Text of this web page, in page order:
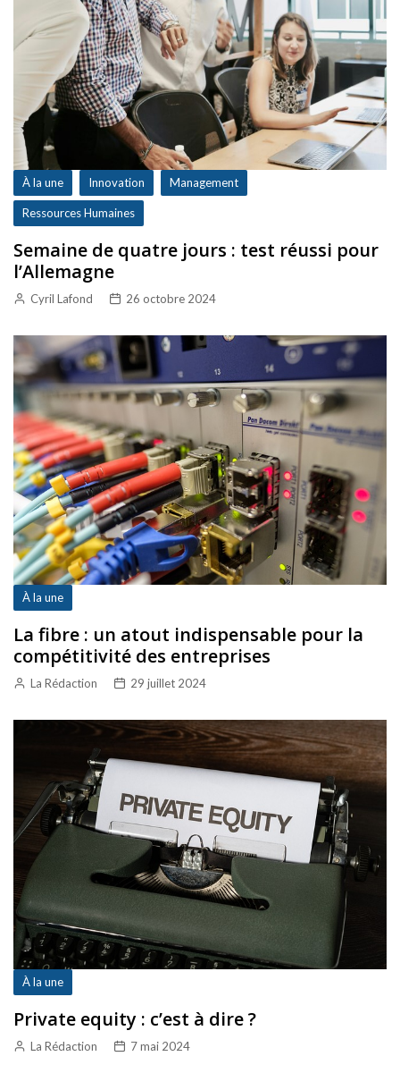
À la une Innovation Management
Ressources Humaines
Semaine de quatre jours : test réussi pour
l’Allemagne
Cyril Lafond 26 octobre 2024
À la une
La fibre : un atout indispensable pour la
compétitivité des entreprises
La Rédaction 29 juillet 2024
À la une
Private equity : c’est à dire ?
La Rédaction 7 mai 2024